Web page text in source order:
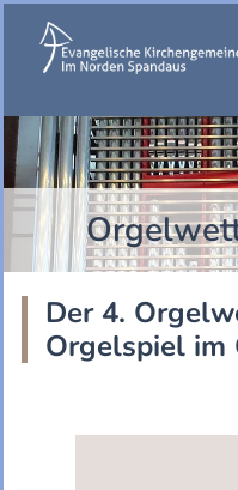
Der 4.
Orgelspiel im